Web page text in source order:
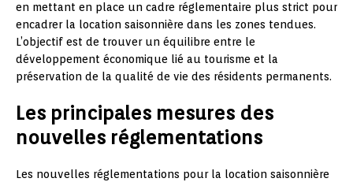
en mettant en place un cadre réglementaire plus strict pour
encadrer la location saisonnière dans les zones tendues.
L’objectif est de trouver un équilibre entre le
développement économique lié au tourisme et la
préservation de la qualité de vie des résidents permanents.
Les principales mesures des
nouvelles réglementations
Les nouvelles réglementations pour la location saisonnière